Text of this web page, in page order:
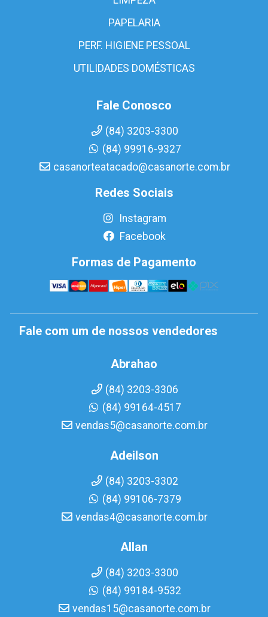
PAPELARIA
PERF. HIGIENE PESSOAL
UTILIDADES DOMÉSTICAS
Fale Conosco
(84) 3203-3300
(84) 99916-9327
casanorteatacado@casanorte.com.br
Redes Sociais
Instagram
Facebook
Formas de Pagamento
Fale com um de nossos vendedores
Abrahao
(84) 3203-3306
(84) 99164-4517
vendas5@casanorte.com.br
Adeilson
(84) 3203-3302
(84) 99106-7379
vendas4@casanorte.com.br
Allan
(84) 3203-3300
(84) 99184-9532
vendas15@casanorte.com.br